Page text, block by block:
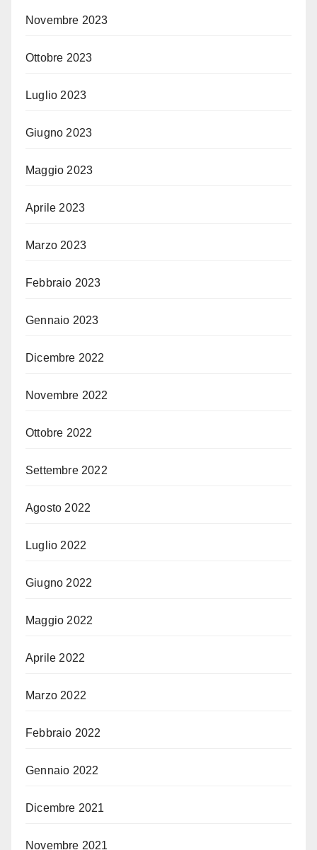
Novembre 2023
Ottobre 2023
Luglio 2023
Giugno 2023
Maggio 2023
Aprile 2023
Marzo 2023
Febbraio 2023
Gennaio 2023
Dicembre 2022
Novembre 2022
Ottobre 2022
Settembre 2022
Agosto 2022
Luglio 2022
Giugno 2022
Maggio 2022
Aprile 2022
Marzo 2022
Febbraio 2022
Gennaio 2022
Dicembre 2021
Novembre 2021